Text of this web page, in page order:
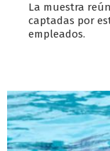
La muestra
captadas por
empleados.